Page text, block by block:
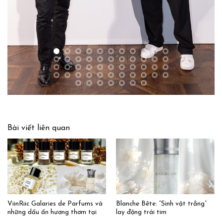
Bài viết liên quan
ViinRiic Galaries de Parfums và
những dấu ấn hương thơm tại
Blanche Bête: “Sinh vật trắng”
lay động trái tim